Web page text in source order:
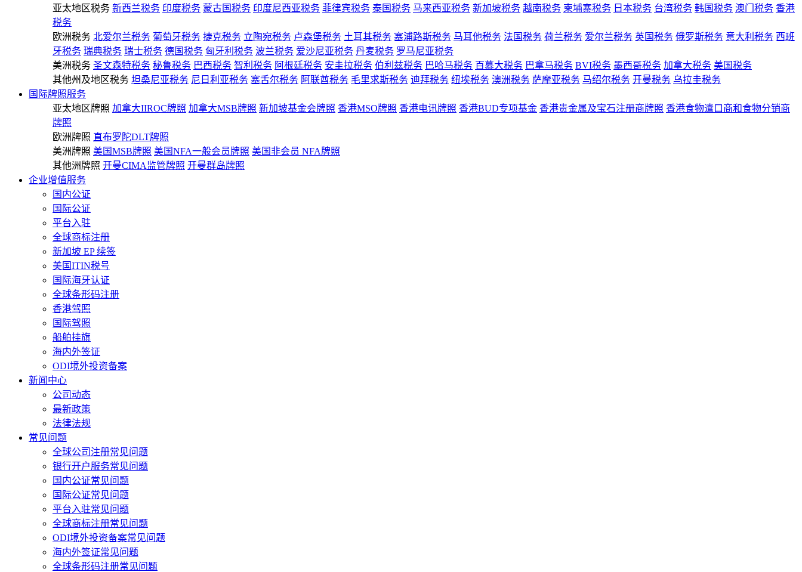
亚太地区税务 新西兰税务 印度税务 蒙古国税务 印度尼西亚税务 菲律宾税务 泰国税务 马来西亚税务 新加坡税务 越南税务 柬埔寨税务 日本税务 台湾税务 韩国税务 澳门税务 香港
税务
欧洲税务 北爱尔兰税务 葡萄牙税务 捷克税务 立陶宛税务 卢森堡税务 土耳其税务 塞浦路斯税务 马耳他税务 法国税务 荷兰税务 爱尔兰税务 英国税务 俄罗斯税务 意大利税务 西班
牙税务 瑞典税务 瑞士税务 德国税务 匈牙利税务 波兰税务 爱沙尼亚税务 丹麦税务 罗马尼亚税务
美洲税务 圣文森特税务 秘鲁税务 巴西税务 智利税务 阿根廷税务 安圭拉税务 伯利兹税务 巴哈马税务 百慕大税务 巴拿马税务 BVI税务 墨西哥税务 加拿大税务 美国税务
其他州及地区税务 坦桑尼亚税务 尼日利亚税务 塞舌尔税务 阿联酋税务 毛里求斯税务 迪拜税务 纽埃税务 澳洲税务 萨摩亚税务 马绍尔税务 开曼税务 乌拉圭税务
国际牌照服务
亚太地区牌照 加拿大IIROC牌照 加拿大MSB牌照 新加坡基金会牌照 香港MSO牌照 香港电讯牌照 香港BUD专项基金 香港贵金属及宝石注册商牌照 香港食物遣口商和食物分销商
牌照
欧洲牌照 直布罗陀DLT牌照
美洲牌照 美国MSB牌照 美国NFA一般会员牌照 美国非会员 NFA牌照
其他洲牌照 开曼CIMA监管牌照 开曼群岛牌照
企业增值服务
国内公证
国际公证
平台入驻
全球商标注册
新加坡 EP 续签
美国ITIN税号
国际海牙认证
全球条形码注册
香港驾照
国际驾照
船舶挂旗
海内外签证
ODI境外投资备案
新闻中心
公司动态
最新政策
法律法规
常见问题
全球公司注册常见问题
银行开户服务常见问题
国内公证常见问题
国际公证常见问题
平台入驻常见问题
全球商标注册常见问题
ODI境外投资备案常见问题
海内外签证常见问题
全球条形码注册常见问题